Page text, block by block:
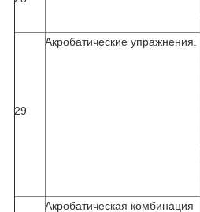
29
Акробатические упражнения.
Акробатическая комбинация